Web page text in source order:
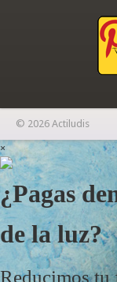
© 2026 Actiludis
×
¿Pagas
de la luz?
Reducimos tu